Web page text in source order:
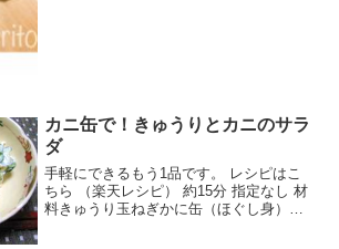
カニ缶で！きゅうりとカニのサラ
ダ
手軽にできるもう1品です。 レシピはこ
ちら （楽天レシピ） 約15分 指定なし 材
料きゅうり玉ねぎかに缶（ほぐし身）マ